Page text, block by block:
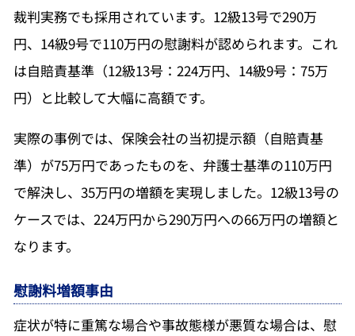
裁判実務でも採用されています。12級13号で290万
円、14級9号で110万円の慰謝料が認められます。これ
は自賠責基準（12級13号：224万円、14級9号：75万
円）と比較して大幅に高額です。
実際の事例では、保険会社の当初提示額（自賠責基
準）が75万円であったものを、弁護士基準の110万円
で解決し、35万円の増額を実現しました。12級13号の
ケースでは、224万円から290万円への66万円の増額と
なります。
慰謝料増額事由
症状が特に重篤な場合や事故態様が悪質な場合は、慰